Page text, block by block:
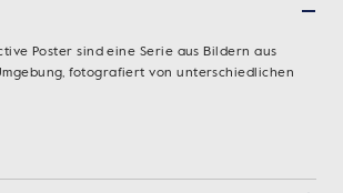
Poster sind eine Serie aus Bildern aus
fotografiert von unterschiedlichen